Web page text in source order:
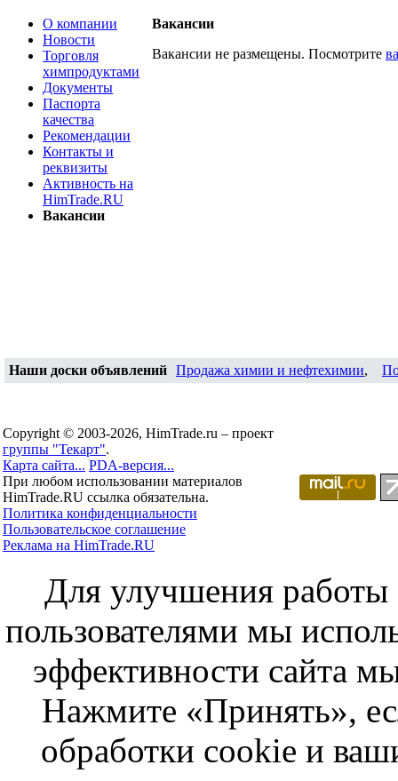
О компании
Новости
Торговля
химпродуктами
Документы
Паспорта
качества
Рекомендации
Контакты и
реквизиты
Активность на
HimTrade.RU
Вакансии
Вакансии
Вакансии не размещены. Посмотрите
Наши доски объявлений Продажа химии и нефтехимии,
Copyright © 2003-2026, HimTrade.ru – проект
группы "Текарт".
Карта сайта... PDA-версия...
При любом использовании материалов
HimTrade.RU ссылка обязательна.
Политика конфиденциальности
Пользовательское соглашение
Реклама на HimTrade.RU
Для улучшения работы
пользователями мы
эффективности сайта
Нажмите «Принять»,
обработки cookie и